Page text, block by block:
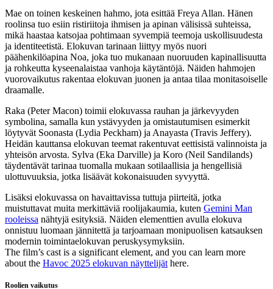
Mae on toinen keskeinen hahmo, jota esittää Freya Allan. Hänen
roolinsa tuo esiin ristiriitoja ihmisen ja apinan välisissä suhteissa,
mikä haastaa katsojaa pohtimaan syvempiä teemoja uskollisuudesta
ja identiteetistä. Elokuvan tarinaan liittyy myös nuori
päähenkilöapina Noa, joka tuo mukanaan nuoruuden kapinallisuutta
ja rohkeutta kyseenalaistaa vanhoja käytäntöjä. Näiden hahmojen
vuorovaikutus rakentaa elokuvan juonen ja antaa tilaa monitasoiselle
draamalle.
Raka (Peter Macon) toimii elokuvassa rauhan ja järkevyyden
symbolina, samalla kun ystävyyden ja omistautumisen esimerkit
löytyvät Soonasta (Lydia Peckham) ja Anayasta (Travis Jeffery).
Heidän kauttansa elokuvan teemat rakentuvat eettisistä valinnoista ja
yhteisön arvosta. Sylva (Eka Darville) ja Koro (Neil Sandilands)
täydentävät tarinaa tuomalla mukaan sotilaallisia ja hengellisiä
ulottuvuuksia, jotka lisäävät kokonaisuuden syvyyttä.
Lisäksi elokuvassa on havaittavissa tuttuja piirteitä, jotka
muistuttavat muita merkittäviä roolijakaumia, kuten Gemini Man
rooleissa nähtyjä esityksiä. Näiden elementtien avulla elokuva
onnistuu luomaan jännitettä ja tarjoamaan monipuolisen katsauksen
modernin toimintaelokuvan peruskysymyksiin.
The film’s cast is a significant element, and you can learn more
about the Havoc 2025 elokuvan näyttelijät here.
Roolien vaikutus